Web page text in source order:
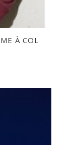
À COL